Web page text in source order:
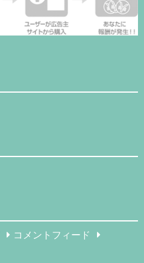
コメントフィード